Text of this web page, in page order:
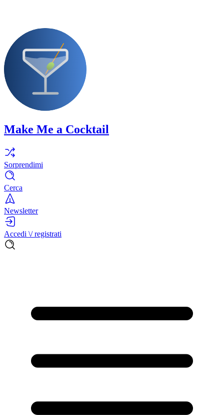
Make Me a Cocktail
Sorprendimi
Cerca
Newsletter
Accedi \/ registrati